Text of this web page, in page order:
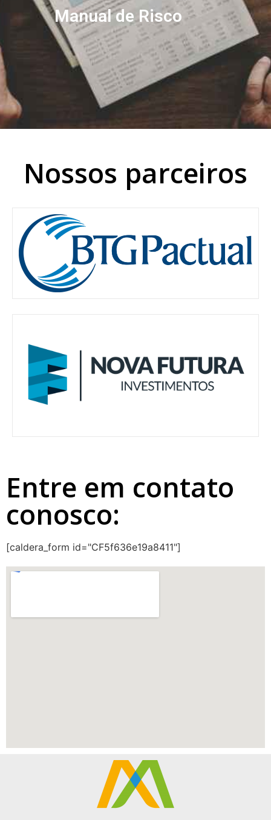
Manual de Risco
Nossos parceiros
Entre em contato
conosco:
[caldera_form id="CF5f636e19a8411"]